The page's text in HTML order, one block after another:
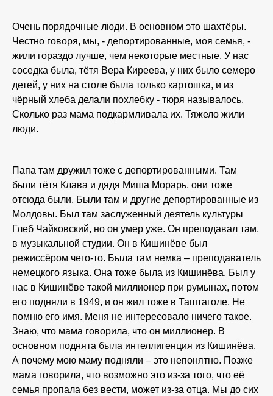
Очень порядочные люди. В основном это шахтёры.
Честно говоря, мы, - депортированные, моя семья, -
жили гораздо лучше, чем некоторые местные. У нас
соседка была, тётя Вера Киреева, у них было семеро
детей, у них на столе была только картошка, и из
чёрный хлеба делали похлебку - тюря называлось.
Сколько раз мама подкармливала их. Тяжело жили
люди.
Папа там дружил тоже с депортированными. Там
были тётя Клава и дядя Миша Морарь, они тоже
отсюда были. Были там и другие депортированные из
Молдовы. Был там заслуженный деятель культуры
Глеб Чайковский, но он умер уже. Он преподавал там,
в музыкальной студии. Он в Кишинёве был
режиссёром чего-то. Была там немка – преподаватель
немецкого языка. Она тоже была из Кишинёва. Был у
нас в Кишинёве такой миллионер при румынах, потом
его подняли в 1949, и он жил тоже в Таштаголе. Не
помню его имя. Меня не интересовало ничего такое.
Знаю, что мама говорила, что он миллионер. В
основном поднята была интеллигенция из Кишинёва.
А почему мою маму подняли – это непонятно. Позже
мама говорила, что возможно это из-за того, что её
семья пропала без вести, может из-за отца. Мы до сих